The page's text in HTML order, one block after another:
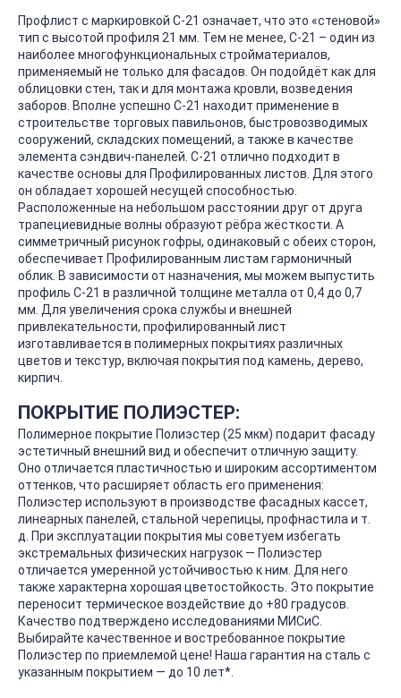
Профлист с маркировкой С-21 означает, что это «стеновой»
тип с высотой профиля 21 мм. Тем не менее, С-21 – один из
наиболее многофункциональных стройматериалов,
применяемый не только для фасадов. Он подойдёт как для
облицовки стен, так и для монтажа кровли, возведения
заборов. Вполне успешно С-21 находит применение в
строительстве торговых павильонов, быстровозводимых
сооружений, складских помещений, а также в качестве
элемента сэндвич-панелей. С-21 отлично подходит в
качестве основы для Профилированных листов. Для этого
он обладает хорошей несущей способностью.
Расположенные на небольшом расстоянии друг от друга
трапециевидные волны образуют рёбра жёсткости. А
симметричный рисунок гофры, одинаковый с обеих сторон,
обеспечивает Профилированным листам гармоничный
облик. В зависимости от назначения, мы можем выпустить
профиль С-21 в различной толщине металла от 0,4 до 0,7
мм. Для увеличения срока службы и внешней
привлекательности, профилированный лист
изготавливается в полимерных покрытиях различных
цветов и текстур, включая покрытия под камень, дерево,
кирпич.
ПОКРЫТИЕ ПОЛИЭСТЕР:
Полимерное покрытие Полиэстер (25 мкм) подарит фасаду
эстетичный внешний вид и обеспечит отличную защиту.
Оно отличается пластичностью и широким ассортиментом
оттенков, что расширяет область его применения:
Полиэстер используют в производстве фасадных кассет,
линеарных панелей, стальной черепицы, профнастила и т.
д. При эксплуатации покрытия мы советуем избегать
экстремальных физических нагрузок — Полиэстер
отличается умеренной устойчивостью к ним. Для него
также характерна хорошая цветостойкость. Это покрытие
переносит термическое воздействие до +80 градусов.
Качество подтверждено исследованиями МИСиС.
Выбирайте качественное и востребованное покрытие
Полиэстер по приемлемой цене! Наша гарантия на сталь с
указанным покрытием — до 10 лет*.